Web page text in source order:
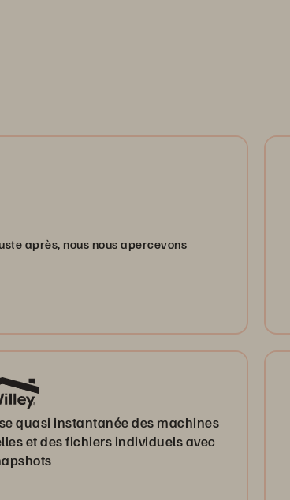
après, nous nous apercevons
quasi instantanée des machines
et des fichiers individuels avec